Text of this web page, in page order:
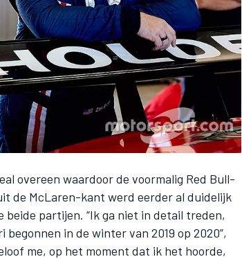
overeen waardoor de voormalig Red Bull-
de McLaren-kant werd eerder al duidelijk
beide partijen. “Ik ga niet in detail treden,
in de winter van 2019 op 2020”,
me, op het moment dat ik het hoorde,